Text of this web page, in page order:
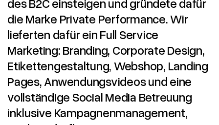
des B2C einsteigen und gründete dafür
die Marke Private Performance. Wir
lieferten dafür ein Full Service
Marketing: Branding, Corporate Design,
Etikettengestaltung, Webshop, Landing
Pages, Anwendungsvideos und eine
vollständige Social Media Betreuung
inklusive Kampagnenmanagement,